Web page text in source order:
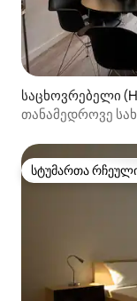
საცხოვრებელი
თანამედროვე
სტუმართა
სტუმართა